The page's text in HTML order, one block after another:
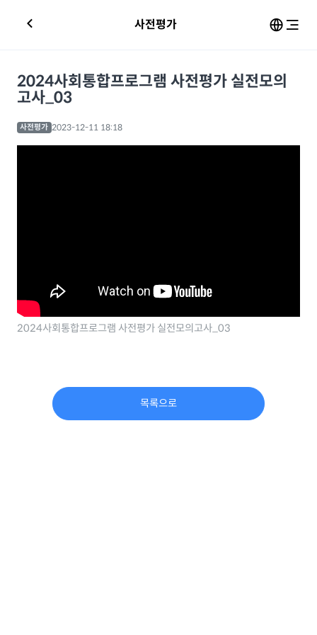
사전평가
2024사회통합프로그램 사전평가 실전모의
고사_03
사전평가 2023-12-11 18:18
2024사회통합프로그램 사전평가 실전모의고사_03
목록으로